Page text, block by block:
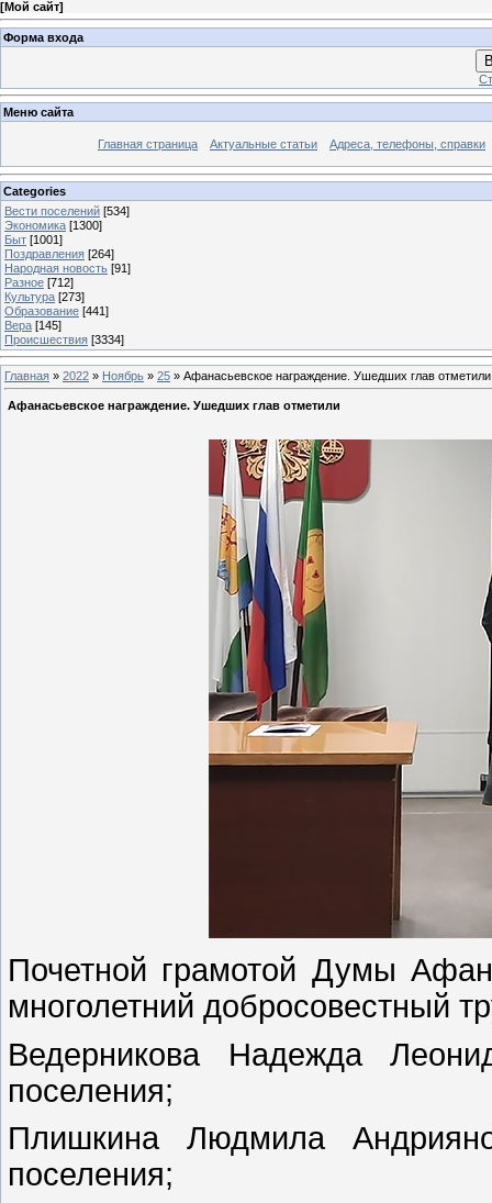
[Мой сайт]
Форма входа
Меню сайта
Главная страница Актуальные статьи Адреса, телефоны, справки
Categories
Вести поселений [534]
Экономика [1300]
Быт [1001]
Поздравления [264]
Народная новость [91]
Разное [712]
Культура [273]
Образование [441]
Вера [145]
Происшествия [3334]
Главная » 2022 » Ноябрь » 25 » Афанасьевское награждение. Ушедших глав отметили
Афанасьевское награждение. Ушедших глав отметили
Почетной грамотой Думы
многолетний добросовестный
Ведерникова Надежда
поселения;
Плишкина Людмила
поселения;